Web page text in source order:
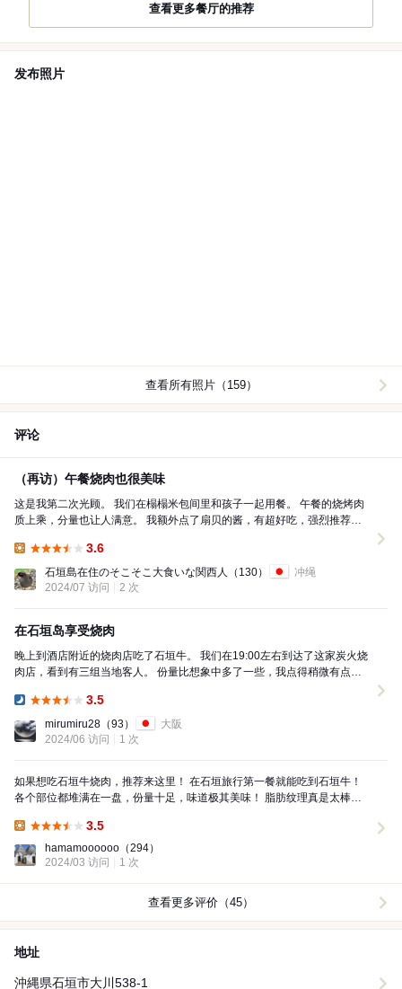
查看更多餐厅的推荐
发布照片
查看所有照片（159）
评论
（再访）午餐烧肉也很美味
这是我第二次光顾。 我们在榻榻米包间里和孩子一起用餐。 午餐的烧烤肉
质上乘，分量也让人满意。 我额外点了扇贝的酱，有超好吃，强烈推荐。
3.6
石垣島在住のそこそこ大食いな関西人 （130）
冲绳
2024/07 访问
2 次
在石垣岛享受烧肉
晚上到酒店附近的烧肉店吃了石垣牛。 我们在19:00左右到达了这家炭火烧
肉店，看到有三组当地客人。 份量比想象中多了一些，我点得稍微有点
3.5
mirumiru28 （93）
大阪
2024/06 访问
1 次
如果想吃石垣牛烧肉，推荐来这里！ 在石垣旅行第一餐就能吃到石垣牛！
各个部位都堆满在一盘，份量十足，味道极其美味！ 脂肪纹理真是太棒
3.5
hamamoooooo （294）
2024/03 访问
1 次
查看更多评价（45）
地址
沖縄県石垣市大川538-1